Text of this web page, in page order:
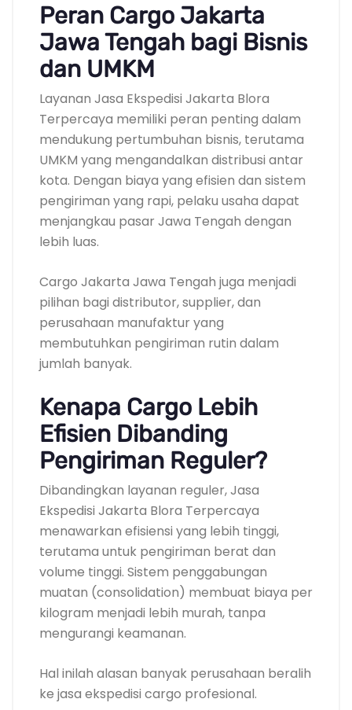
Peran Cargo Jakarta
Jawa Tengah bagi Bisnis
dan UMKM
Layanan Jasa Ekspedisi Jakarta Blora
Terpercaya memiliki peran penting dalam
mendukung pertumbuhan bisnis, terutama
UMKM yang mengandalkan distribusi antar
kota. Dengan biaya yang efisien dan sistem
pengiriman yang rapi, pelaku usaha dapat
menjangkau pasar Jawa Tengah dengan
lebih luas.
Cargo Jakarta Jawa Tengah juga menjadi
pilihan bagi distributor, supplier, dan
perusahaan manufaktur yang
membutuhkan pengiriman rutin dalam
jumlah banyak.
Kenapa Cargo Lebih
Efisien Dibanding
Pengiriman Reguler?
Dibandingkan layanan reguler, Jasa
Ekspedisi Jakarta Blora Terpercaya
menawarkan efisiensi yang lebih tinggi,
terutama untuk pengiriman berat dan
volume tinggi. Sistem penggabungan
muatan (consolidation) membuat biaya per
kilogram menjadi lebih murah, tanpa
mengurangi keamanan.
Hal inilah alasan banyak perusahaan beralih
ke jasa ekspedisi cargo profesional.